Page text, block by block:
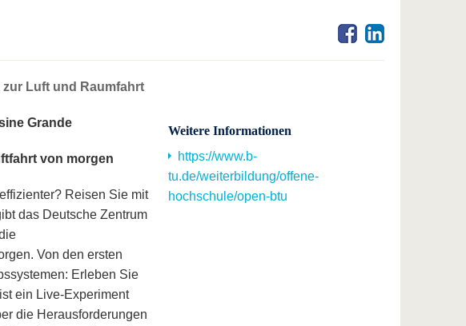
Luft und Raumfahrt
Grande
von morgen
Reisen Sie mit
das Deutsche Zentrum
Von den ersten
Erleben Sie
ein Live-Experiment
die Herausforderungen
Weitere Informationen
https://www.b-
tu.de/weiterbildung/offene-
hochschule/open-btu